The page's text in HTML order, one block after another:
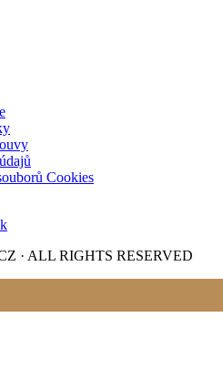
Cookies
· ALL RIGHTS RESERVED